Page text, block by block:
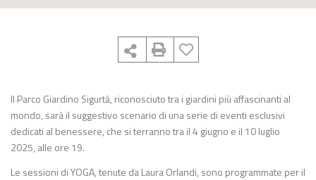
Il Parco Giardino Sigurtà, riconosciuto tra i giardini più affascinanti al
mondo, sarà il suggestivo scenario di una serie di eventi esclusivi
dedicati al benessere, che si terranno tra il 4 giugno e il 10 luglio
2025, alle ore 19.
Le sessioni di YOGA, tenute da Laura Orlandi, sono programmate per il